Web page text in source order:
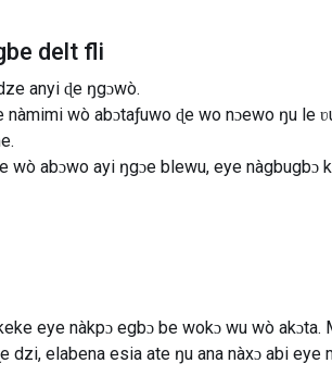
delt fli
anyi ɖe ŋgɔwò.
wò abɔtaƒuwo ɖe wo nɔewo ŋu le
wò abɔwo ayi ŋgɔe blewu, eye nàgbugbɔ
eye nàkpɔ egbɔ be wokɔ wu wò akɔta.
dzi, elabena esia ate ŋu ana nàxɔ abi eye